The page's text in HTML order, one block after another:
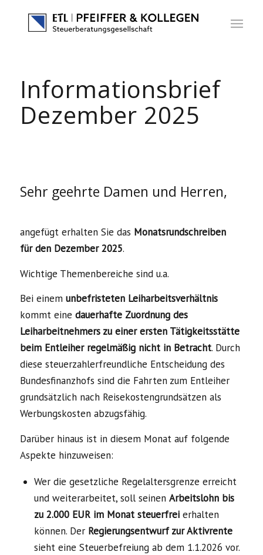
Informationsbrief
Dezember 2025
Sehr geehrte Damen und Herren,
angefügt erhalten Sie das Monatsrundschreiben
für den Dezember 2025.
Wichtige Themenbereiche sind u.a.
Bei einem unbefristeten Leiharbeitsverhältnis
kommt eine dauerhafte Zuordnung des
Leiharbeitnehmers zu einer ersten Tätigkeitsstätte
beim Entleiher regelmäßig nicht in Betracht. Durch
diese steuerzahlerfreundliche Entscheidung des
Bundesfinanzhofs sind die Fahrten zum Entleiher
grundsätzlich nach Reisekostengrundsätzen als
Werbungskosten abzugsfähig.
Darüber hinaus ist in diesem Monat auf folgende
Aspekte hinzuweisen:
Wer die gesetzliche Regelaltersgrenze erreicht
und weiterarbeitet, soll seinen Arbeitslohn bis
zu 2.000 EUR im Monat steuerfreierhalten
können. Der Regierungsentwurf zur Aktivrente
sieht eine Steuerbefreiung ab dem 1.1.2026 vor.